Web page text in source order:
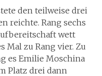
den teilweise drei
reichte. Rang sechs
wett
Mal zu Rang vier. Zu
es Emilie Moschina
Platz drei dann